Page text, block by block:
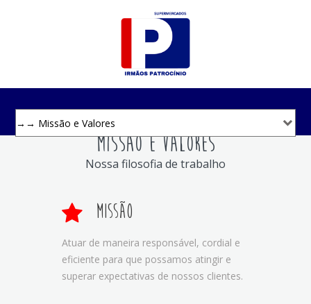
Missão e Valores
Nossa filosofia de trabalho
Missão
Atuar de maneira responsável, cordial e
eficiente para que possamos atingir e
superar expectativas de nossos clientes.